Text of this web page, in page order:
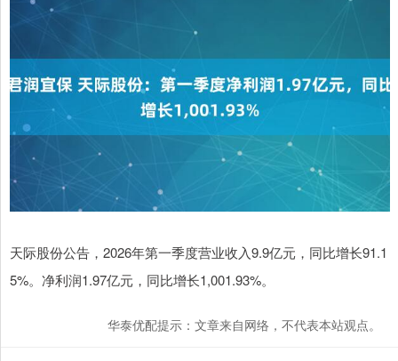
天际股份公告，2026年第一季度营业收入9.9亿元，同比增长91.1
5%。净利润1.97亿元，同比增长1,001.93%。
华泰优配提示：文章来自网络，不代表本站观点。